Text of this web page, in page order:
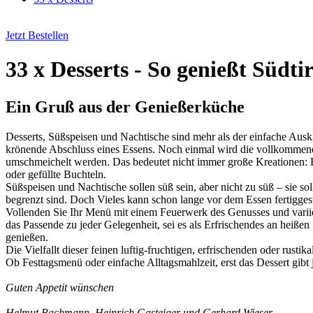
Jetzt Bestellen
33 x Desserts - So genießt
Ein Gruß aus der Genießerküche
Desserts, Süßspeisen und Nachtische sind mehr als der einfache
krönende Abschluss eines Essens. Noch einmal wird die
umschmeichelt werden. Das bedeutet nicht immer große
oder gefüllte Buchteln.
Süßspeisen und Nachtische sollen süß sein, aber nicht zu süß – sie
begrenzt sind. Doch Vieles kann schon lange vor dem Essen
Vollenden Sie Ihr Menü mit einem Feuerwerk des Genusses und
das Passende zu jeder Gelegenheit, sei es als Erfrischendes an
genießen.
Die Vielfallt dieser feinen luftig-fruchtigen, erfrischenden oder
Ob Festtagsmenü oder einfache Alltagsmahlzeit, erst das Dessert
Guten Appetit wünschen